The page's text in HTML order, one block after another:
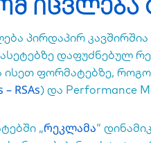
იცვლება
პირდაპირ კავშირშია
დაფუძნებულ
ისეთ ფორმატებზე,
– RSAs) და Performance
„რეკლამა“